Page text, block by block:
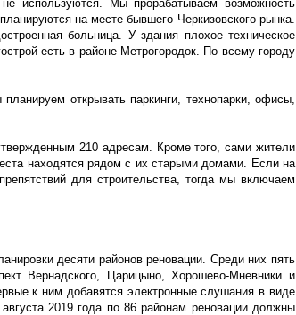
используются. Мы прорабатываем возможность
на месте бывшего Черкизовского рынка.
больница. У здания плохое техническое
есть в районе Метрогородок. По всему городу
открывать паркинги, технопарки, офисы,
210 адресам. Кроме того, сами жители
находятся рядом с их старыми домами. Если на
для строительства, тогда мы включаем
десяти районов реновации. Среди них пять
Вернадского, Царицыно, Хорошево-Мневники и
к ним добавятся электронные слушания в виде
2019 года по 86 районам реновации должны